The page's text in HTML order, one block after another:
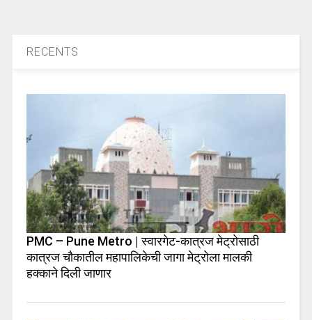
RECENTS
PMC – Pune Metro | स्वारगेट-कात्रज मेट्रोसाठी
कात्रज चौकातील महापालिकेची जागा मेट्रोला मालकी
हक्काने दिली जाणार